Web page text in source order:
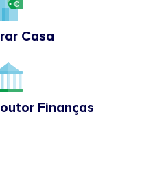
Casa
Finanças